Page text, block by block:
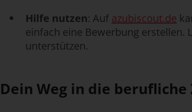
Hilfe nutzen: Auf azubiscout.de
einfach eine Bewerbung erstellen.
unterstützen.
Dein Weg in die